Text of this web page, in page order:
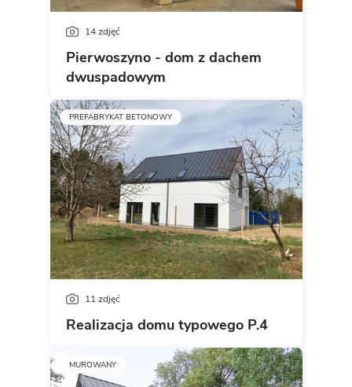
14 zdjęć
Pierwoszyno - dom z dachem
dwuspadowym
PREFABRYKAT BETONOWY
11 zdjęć
Realizacja domu typowego P.4
MUROWANY